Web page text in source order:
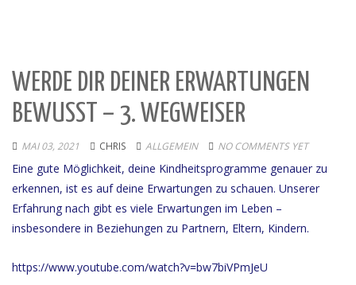
WERDE DIR DEINER ERWARTUNGEN
BEWUSST – 3. WEGWEISER
MAI 03, 2021 CHRIS ALLGEMEIN NO COMMENTS YET
Eine gute Möglichkeit, deine Kindheitsprogramme genauer zu
erkennen, ist es auf deine Erwartungen zu schauen. Unserer
Erfahrung nach gibt es viele Erwartungen im Leben –
insbesondere in Beziehungen zu Partnern, Eltern, Kindern.
https://www.youtube.com/watch?v=bw7biVPmJeU